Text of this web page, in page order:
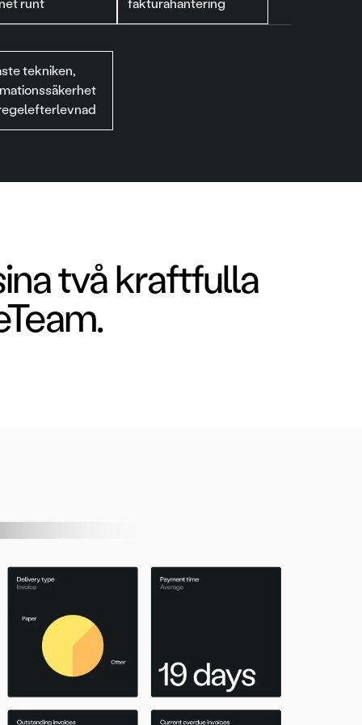
runt
fakturahantering
tekniken,
två kraftfulla